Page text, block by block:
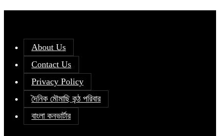
About Us
Contact Us
Privacy Policy
দৈনিক মৌমাছি কন্ঠ পরিবার
বাংলা কনভার্টার